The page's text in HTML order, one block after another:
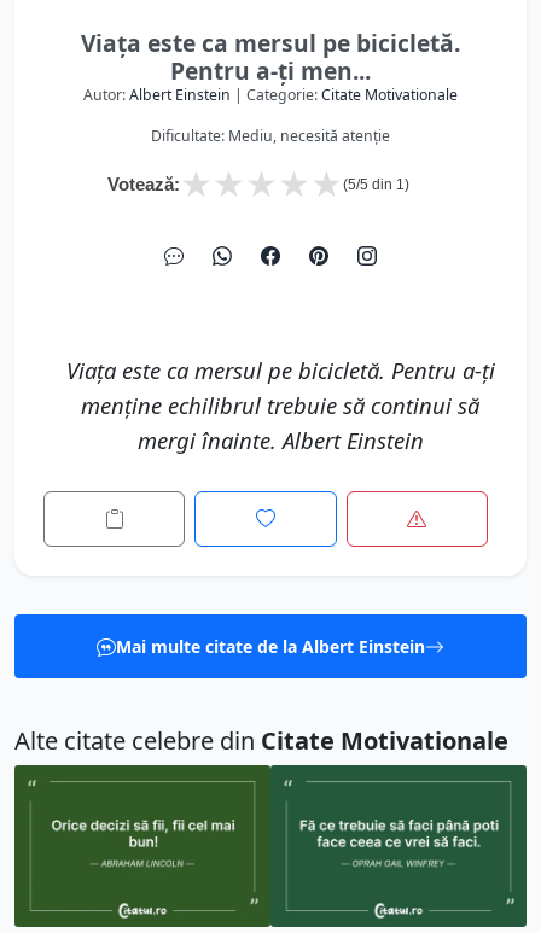
Viața este ca mersul pe bicicletă.
Pentru a-ți men...
Autor:Albert Einstein | Categorie:Citate Motivationale
Dificultate: Mediu, necesită atenție
Votează: ★
★
★
★
★ (5/5 din 1)
Viața este ca mersul pe bicicletă. Pentru a-ți
menține echilibrul trebuie să continui să
mergi înainte. Albert Einstein
Mai multe citate de la Albert Einstein
Alte citate celebre din Citate Motivationale